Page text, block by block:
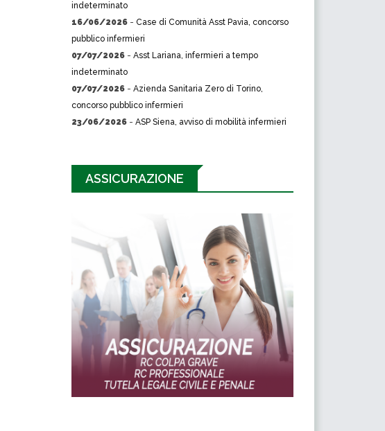
indeterminato
16/06/2026 - Case di Comunità Asst Pavia, concorso
pubblico infermieri
07/07/2026 - Asst Lariana, infermieri a tempo
indeterminato
07/07/2026 - Azienda Sanitaria Zero di Torino,
concorso pubblico infermieri
23/06/2026 - ASP Siena, avviso di mobilità infermieri
ASSICURAZIONE